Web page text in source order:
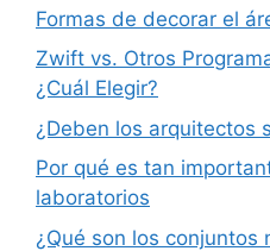
Formas de decorar el
Zwift vs. Otros
¿Cuál Elegir?
¿Deben los arquitectos
Por qué es tan
laboratorios
¿Qué son los conjuntos